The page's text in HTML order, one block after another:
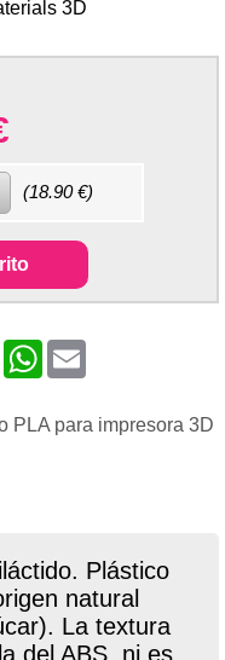
3D
(18.90€)
BloggerWhatsApp
PLA para impresora 3D
Plástico
natural
La textura
del ABS, ni es